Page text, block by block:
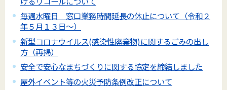
毎週水曜日 窓口業務時間延長の休止について（令和２
年５月１３日～）
新型コロナウイルス(感染性廃棄物)に関するごみの出し
方（再掲）
安全で安心なまちづくりに関する協定を締結しました
屋外イベント等の火災予防条例改正について